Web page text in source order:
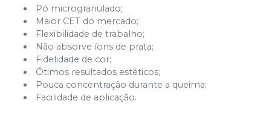
Pó microgranulado;
Maior CET do mercado;
Flexibilidade de trabalho;
Não absorve íons de prata;
Fidelidade de cor;
Ótimos resultados estéticos;
Pouca concentração durante a queima;
Facilidade de aplicação.